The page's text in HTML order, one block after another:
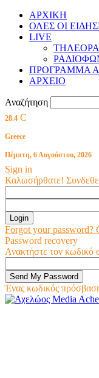
ΑΡΧΙΚΗ
ΟΛΕΣ ΟΙ
LIVE
ΠΡΟΓΡΑΜΜΑ
ΑΡΧΕΙΟ
Αναζήτηση
28.4 C
Greece
Πέμπτη, 6 Αυγούστου, 2026
Sign in
Καλωσήρθατε!
Forgot your password?
Password recovery
Ανακτήστε τον κωδικό
Ένας κωδικός